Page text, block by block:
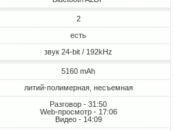
2
есть
звук 24-bit / 192kHz
5160 mAh
литий-полимерная, несъемная
Разговор - 31:50
Web-просмотр - 17:06
Видео - 14:09